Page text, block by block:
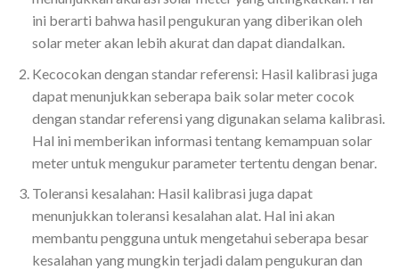
ini berarti bahwa hasil pengukuran yang diberikan oleh
solar meter akan lebih akurat dan dapat diandalkan.
Kecocokan dengan standar referensi: Hasil kalibrasi juga
dapat menunjukkan seberapa baik solar meter cocok
dengan standar referensi yang digunakan selama kalibrasi.
Hal ini memberikan informasi tentang kemampuan solar
meter untuk mengukur parameter tertentu dengan benar.
Toleransi kesalahan: Hasil kalibrasi juga dapat
menunjukkan toleransi kesalahan alat. Hal ini akan
membantu pengguna untuk mengetahui seberapa besar
kesalahan yang mungkin terjadi dalam pengukuran dan